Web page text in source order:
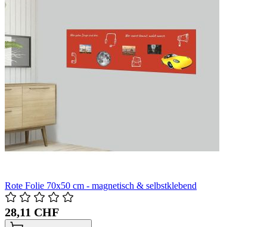
Rote Folie 70x50 cm - magnetisch & selbstklebend
28,11 CHF